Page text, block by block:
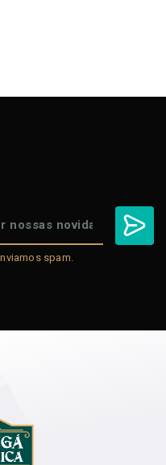
spam.